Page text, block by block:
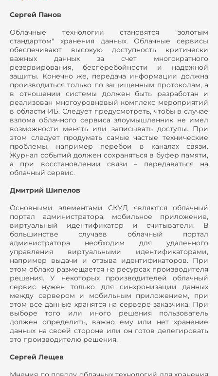
Сергей Панов
Облачные технологии становятся "золотым
стандартом" хранения данных. Облачные сервисы
обеспечивают высокую доступность критически
важных данных за счет многократного
резервирования, бесперебойности и надежной
защиты. Конечно же, передача информации должна
производиться только по защищенным протоколам, а
в отношении системы должен быть разработан и
реализован многоуровневый комплекс мероприятий
в области ИБ. Следует предусмотреть, чтобы в случае
взлома облачного сервиса злоумышленник не имел
возможности менять или записывать доступы. При
этом следует продумать самые частые технические
проблемы, например перебои в каналах связи.
Журнал событий должен сохраняться в буфер памяти,
а при восстановлении связи – передаваться на
облачный сервис.
Дмитрий Шипелов
Основными элементами СКУД являются облачный
портал администратора, мобильное приложение,
виртуальный идентификатор и считыватели. В
большинстве случаев облачный портал
администратора необходим для удаленного
управления виртуальными идентификаторами,
например выдачи и отзыва идентификаторов. При
этом облако размещается на ресурсах производителя
решения. У некоторых производителей облачный
сервис нужен только для синхронизации данных
между сервером и мобильным приложением, при
этом все данные хранятся на сервере заказчика. При
выборе того или иного решения пользователь
должен определить, важно ему или нет хранение
данных на своей стороне или он готов делегировать
это производителю решения.
Сергей Лещев